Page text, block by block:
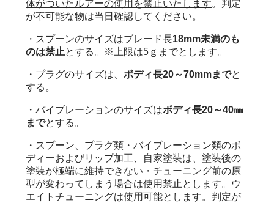
体がついたルアーの使用を禁止いたします。判定
が不可能な物は当日確認してください。
・スプーンのサイズはブレード長18mm未満のも
のは禁止とする。※上限は5ｇまでとします。
・プラグのサイズは、 ボディ長20～70mmまでと
する。
・バイブレーションのサイズはボディ長20～40㎜
までとする。
・スプーン、プラグ類・バイブレーション類のボ
ディーおよびリップ加工、自家塗装は、塗装後の
塗装が極端に維持できない・チューニング前の原
型が変わってしまう場合は使用禁止とします。ウ
エイトチューニングは使用可能とします。判定が